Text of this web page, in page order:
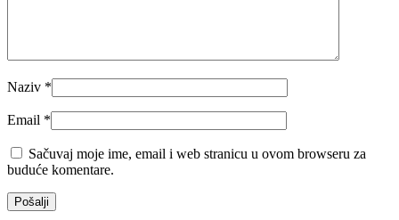
Naziv *
Email *
Sačuvaj moje ime, email i web stranicu u ovom browseru za
buduće komentare.